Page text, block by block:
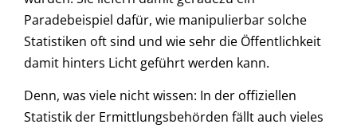
Paradebeispiel dafür, wie manipulierbar solche
Statistiken oft sind und wie sehr die Öffentlichkeit
damit hinters Licht geführt werden kann.
Denn, was viele nicht wissen: In der offiziellen
Statistik der Ermittlungsbehörden fällt auch vieles